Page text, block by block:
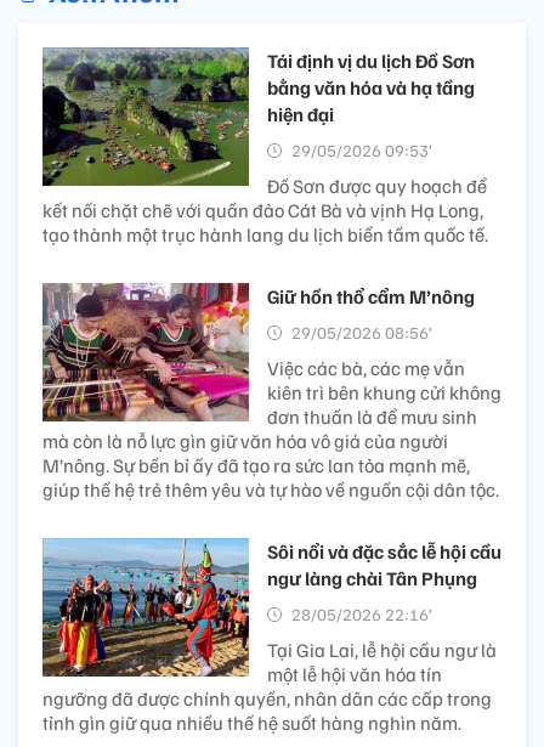
Tái định vị du lịch Đồ Sơn
bằng văn hóa và hạ tầng
hiện đại
29/05/2026 09:53’
Đồ Sơn được quy hoạch để
kết nối chặt chẽ với quần đảo Cát Bà và vịnh Hạ Long,
tạo thành một trục hành lang du lịch biển tầm quốc tế.
Giữ hồn thổ cẩm M’nông
29/05/2026 08:56’
Việc các bà, các mẹ vẫn
kiên trì bên khung cửi không
đơn thuần là để mưu sinh
mà còn là nỗ lực gìn giữ văn hóa vô giá của người
M’nông. Sự bền bỉ ấy đã tạo ra sức lan tỏa mạnh mẽ,
giúp thế hệ trẻ thêm yêu và tự hào về nguồn cội dân tộc.
Sôi nổi và đặc sắc lễ hội cầu
ngư làng chài Tân Phụng
28/05/2026 22:16’
Tại Gia Lai, lễ hội cầu ngư là
một lễ hội văn hóa tín
ngưỡng đã được chính quyền, nhân dân các cấp trong
tỉnh gìn giữ qua nhiều thế hệ suốt hàng nghìn năm.